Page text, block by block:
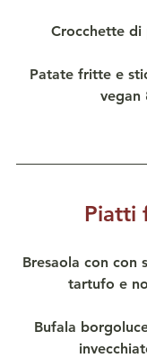
Crocchette di
Patate fritte e
vegan
Piatti
Bresaola con con
tartufo e
Bufala